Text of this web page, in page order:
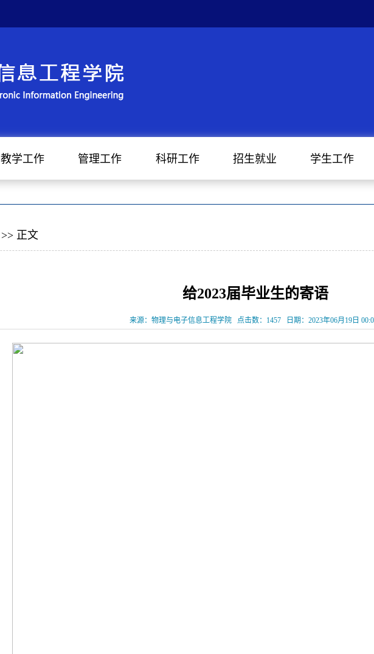
教学工作 管理工作 科研工作 招生就业 学生工作
>> 正文
给2023届毕业生的寄语
来源：物理与电子信息工程学院 点击数： 1457 日期：2023年06月19日